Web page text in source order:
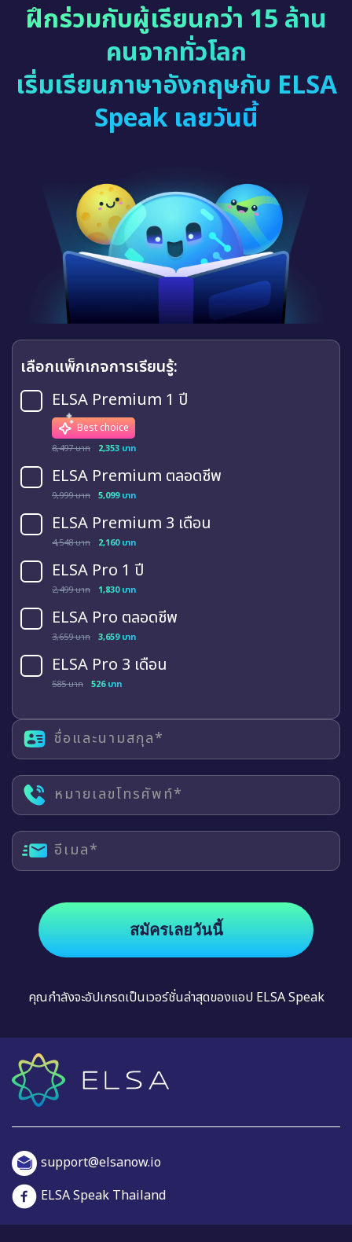
ฝึกร่วมกับผู้เรียนกว่า 15 ล้าน
คนจากทั่วโลก
เริ่มเรียนภาษาอังกฤษกับ ELSA
Speak เลยวันนี้
เลือกแพ็กเกจการเรียนรู้:
ELSA Premium 1 ปี
Best choice
8,497 บาท 2,353 บาท
ELSA Premium ตลอดชีพ
9,999 บาท 5,099 บาท
ELSA Premium 3 เดือน
4,548 บาท 2,160 บาท
ELSA Pro 1 ปี
2,499 บาท 1,830 บาท
ELSA Pro ตลอดชีพ
3,659 บาท 3,659 บาท
ELSA Pro 3 เดือน
585 บาท 526 บาท
ชื่อและนามสกุล*
หมายเลขโทรศัพท์*
อีเมล*
สมัครเลยวันนี้
คุณกำลังจะอัปเกรดเป็นเวอร์ชั่นล่าสุดของแอป ELSA Speak
support@elsanow.io
ELSA Speak Thailand